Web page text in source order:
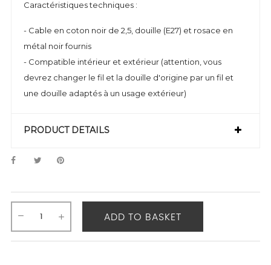
Caractéristiques techniques :
- Cable en coton noir de 2,5, douille (E27) et rosace en
métal noir fournis
- Compatible intérieur et extérieur (attention, vous
devrez changer le fil et la douille d'origine par un fil et
une douille adaptés à un usage extérieur)
PRODUCT DETAILS
ADD TO BASKET